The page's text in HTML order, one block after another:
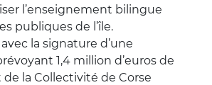
l’enseignement bilingue
publiques de l’île.
la signature d’une
1,4 million d’euros de
la Collectivité de Corse